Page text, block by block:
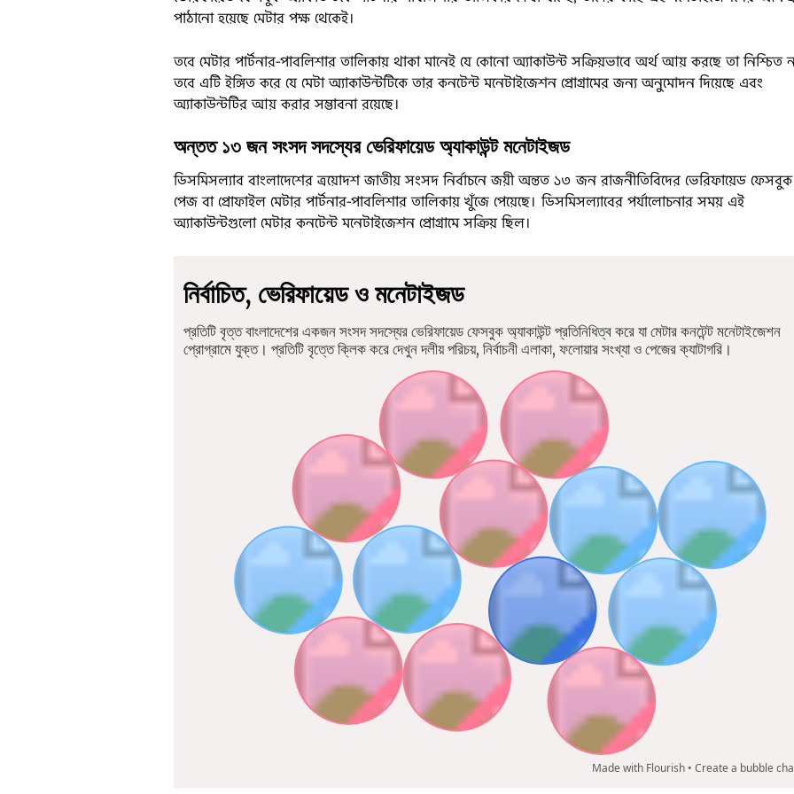
পাঠানো হয়েছে মেটার পক্ষ থেকেই।
তবে মেটার পার্টনার-পাবলিশার তালিকায় থাকা মানেই যে কোনো অ্যাকাউন্ট সক্রিয়ভাবে অর্থ আয় করছে তা নিশ্চিত
তবে এটি ইঙ্গিত করে যে মেটা অ্যাকাউন্টটিকে তার কনটেন্ট মনেটাইজেশন প্রোগ্রামের জন্য অনুমোদন দিয়েছে এবং
অ্যাকাউন্টটির আয় করার সম্ভাবনা রয়েছে।
অন্তত ১৩ জন সংসদ সদস্যের ভেরিফায়েড অ্যাকাউন্ট মনেটাইজড
ডিসমিসল্যাব বাংলাদেশের ত্রয়োদশ জাতীয় সংসদ নির্বাচনে জয়ী অন্তত ১৩ জন রাজনীতিবিদের ভেরিফায়েড ফেসবুক
পেজ বা প্রোফাইল মেটার পার্টনার-পাবলিশার তালিকায় খুঁজে পেয়েছে। ডিসমিসল্যাবের পর্যালোচনার সময় এই
অ্যাকাউন্টগুলো মেটার কনটেন্ট মনেটাইজেশন প্রোগ্রামে সক্রিয় ছিল।